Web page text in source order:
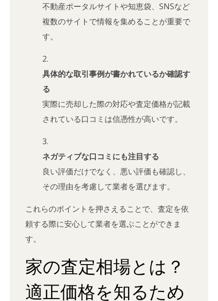
不動産ポータルサイトや知恵袋、SNSなど
複数のサイトで情報を集めることが重要で
す。
具体的な取引事例が書かれているか確認す
る
実際に売却した際の対応や査定価格が記載
されている口コミは信憑性が高いです。
ネガティブな口コミにも注目する
良い評価だけでなく、悪い評価も確認し、
その理由を考慮して業者を選びます。
これらのポイントを押さえることで、査定を依
頼する際に安心して業者を選ぶことができま
す。
家の査定相場とは？
適正価格を知るため